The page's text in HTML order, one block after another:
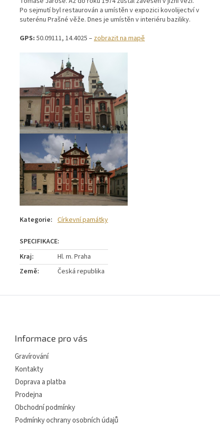
Po sejmutí byl restaurován a umístěn v expozici kovolijectví v
suterénu Prašné věže. Dnes je umístěn v interiéru baziliky.
GPS: 50.09111, 14.4025 –zobrazit na mapě
Kategorie: Církevní památky
Kraj:
Hl. m. Praha
Země: Česká republika
Informace pro vás
Gravírování
Kontakty
Doprava a platba
Prodejna
Obchodní podmínky
Podmínky ochrany osobních údajů